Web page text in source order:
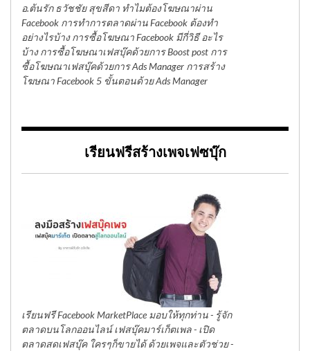
อ.ต้นรัก ธวัชชัย สุขสีดา ทำไมต้องโฆษณาผ่าน
Facebook การทำการตลาดผ่าน Facebook ต้องทำ
อย่างไรบ้าง การซื้อโฆษณา Facebook มีกี่วิธี อะไร
บ้าง การซื้อโฆษณาเฟสบุ๊คด้วยการ Boost post การ
ซื้อโฆษณาเฟสบุ๊คด้วยการ Ads Manager การสร้าง
โฆษณา Facebook 5 ขั้นตอนด้วย Ads Manager
เรียนฟรีสร้างเพจเฟซบุ๊ก
เรียนฟรี Facebook MarketPlace มอบให้ทุกท่าน - รู้จัก
ตลาดบนโลกออนไลน์ เฟสบุ๊คมาร์เก็ตเพล - เปิด
ตลาดสดเฟสบุ๊ค ใครๆก็ขายได้ ด้วยเพจและตัวช่วย -